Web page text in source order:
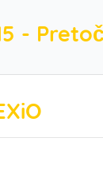
-